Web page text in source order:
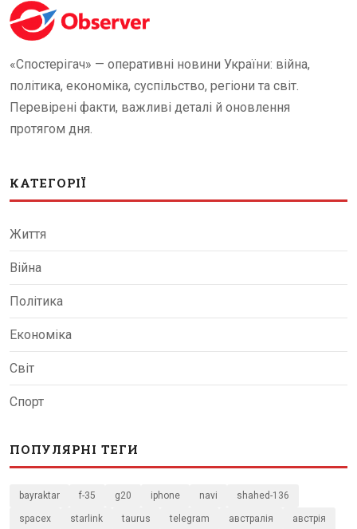
«Спостерігач» — оперативні новини України: війна,
політика, економіка, суспільство, регіони та світ.
Перевірені факти, важливі деталі й оновлення
протягом дня.
КАТЕГОРІЇ
Життя
Війна
Політика
Економіка
Світ
Спорт
ПОПУЛЯРНІ ТЕГИ
bayraktar f-35 g20 iphone navi shahed-136
spacex starlink taurus telegram австралія австрія